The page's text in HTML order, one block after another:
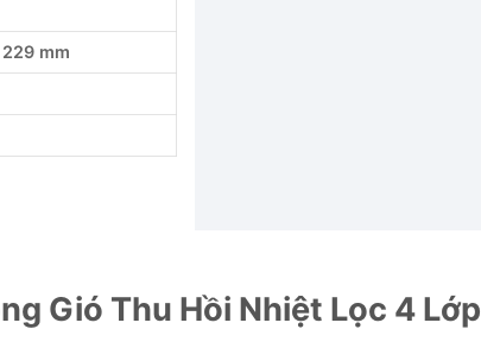
mm
Gió Thu Hồi Nhiệt Lọc 4 Lớp